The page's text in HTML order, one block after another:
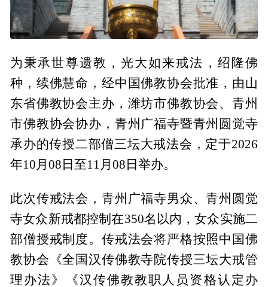
为秉承世尊遗教，光大如来戒法，绍隆佛
种，续佛慧命，经中国佛教协会批准，由山
东省佛教协会主办，潍坊市佛教协会、青州
市佛教协会协办，青州广福寺暨青州圆觉寺
承办的传授二部僧三坛大戒法会，定于2026
年10月08日至11月08日举办。
此次传戒法会，青州广福寺男众、青州圆觉
寺女众新戒都控制在350名以内，女众实施二
部僧授戒制度。传戒法会将严格按照中国佛
教协会《全国汉传佛教寺院传授三坛大戒管
理办法》《汉传佛教教职人员资格认定办